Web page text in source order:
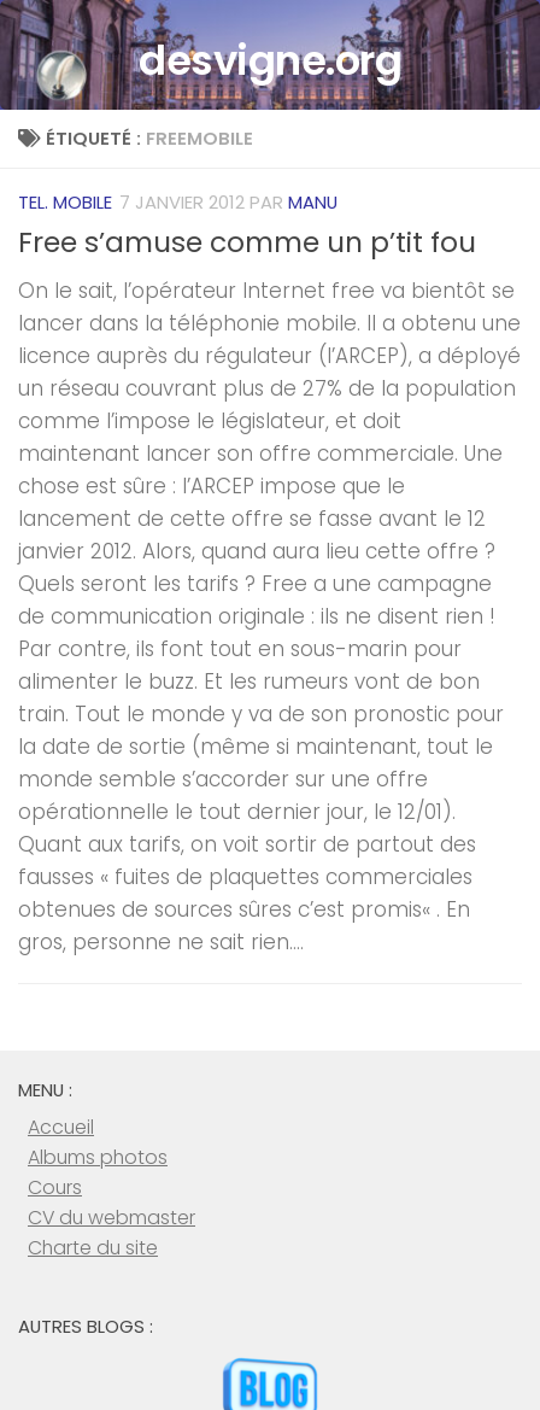
Skip to contentdesvigne.org
ÉTIQUETÉ : FREEMOBILE
TEL. MOBILE 7 JANVIER 2012 PAR MANU
Free s’amuse comme un p’tit fou
On le sait, l’opérateur Internet free va bientôt se
lancer dans la téléphonie mobile. Il a obtenu une
licence auprès du régulateur (l’ARCEP), a déployé
un réseau couvrant plus de 27% de la population
comme l’impose le législateur, et doit
maintenant lancer son offre commerciale. Une
chose est sûre : l’ARCEP impose que le
lancement de cette offre se fasse avant le 12
janvier 2012. Alors, quand aura lieu cette offre ?
Quels seront les tarifs ? Free a une campagne
de communication originale : ils ne disent rien !
Par contre, ils font tout en sous-marin pour
alimenter le buzz. Et les rumeurs vont de bon
train. Tout le monde y va de son pronostic pour
la date de sortie (même si maintenant, tout le
monde semble s’accorder sur une offre
opérationnelle le tout dernier jour, le 12/01).
Quant aux tarifs, on voit sortir de partout des
fausses « fuites de plaquettes commerciales
obtenues de sources sûres c’est promis« . En
gros, personne ne sait rien....
MENU :
Accueil
Albums photos
Cours
CV du webmaster
Charte du site
AUTRES BLOGS :